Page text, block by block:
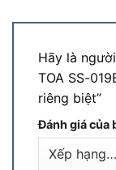
Hãy là
TOA SS-
riêng biệt”
Đánh giá của